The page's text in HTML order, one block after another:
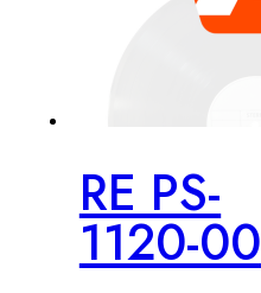
RE PS-
1120-00